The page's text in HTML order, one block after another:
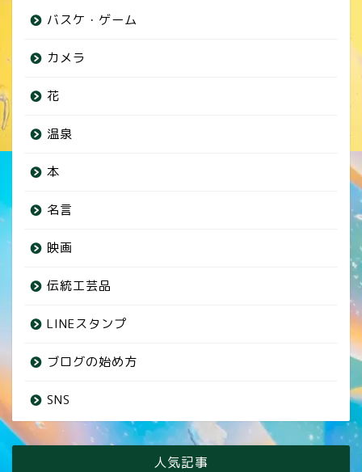
バスケ・ゲーム
カメラ
花
温泉
本
名言
映画
伝統工芸品
LINEスタンプ
ブログの始め方
SNS
人気記事